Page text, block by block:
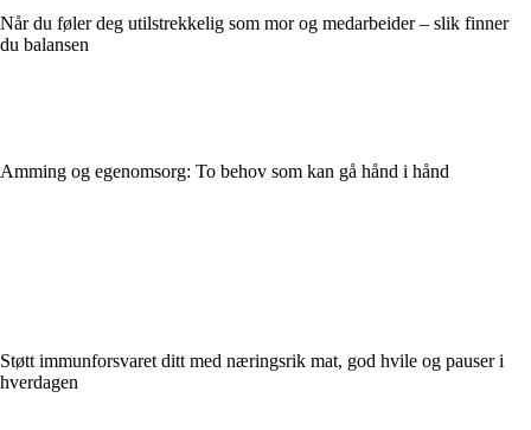
Når du føler deg utilstrekkelig som mor og medarbeider – slik finner
du balansen
Amming og egenomsorg: To behov som kan gå hånd i hånd
Støtt immunforsvaret ditt med næringsrik mat, god hvile og pauser i
hverdagen